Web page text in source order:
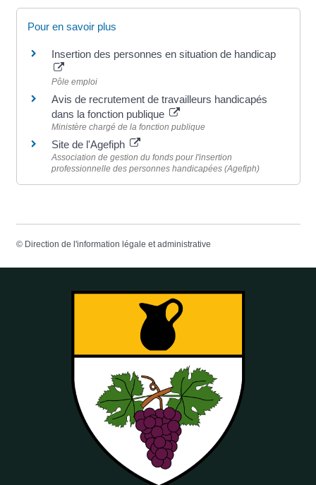
Pour en savoir plus
Insertion des personnes en situation de handicap
Pôle emploi
Avis de recrutement de travailleurs handicapés
dans la fonction publique
Ministère chargé de la fonction publique
Site de l'Agefiph
Association de gestion du fonds pour l'insertion
professionnelle des personnes handicapées (Agefiph)
© Direction de l'information légale et administrative